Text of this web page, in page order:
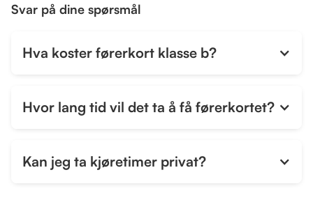
Svar på dine spørsmål
Hva koster førerkort klasse b?
Hvor lang tid vil det ta å få førerkortet?
Kan jeg ta kjøretimer privat?